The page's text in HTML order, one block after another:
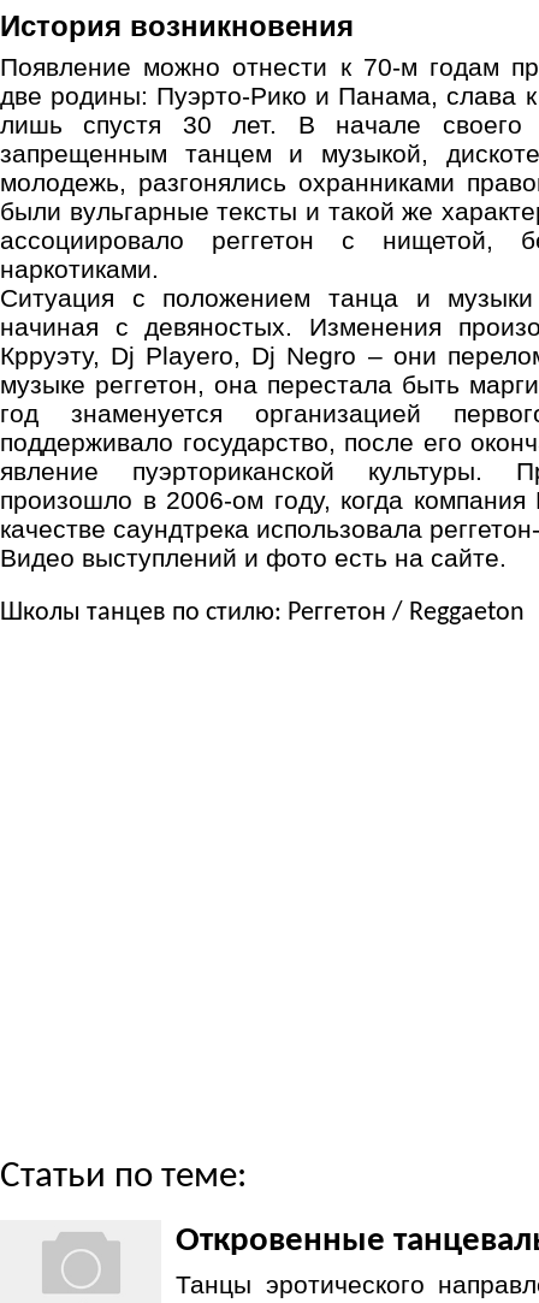
История возникновения
Появление можно отнести к 70-м годам
две родины: Пуэрто-Рико и Панама, слава
лишь спустя 30 лет. В начале своего
запрещенным танцем и музыкой,
молодежь, разгонялись охранниками
были вульгарные тексты и такой же
ассоциировало реггетон с нищетой,
наркотиками.
Ситуация с положением танца и музыки
начиная с девяностых. Изменения
Крруэту, Dj Playero, Dj Negro – они
музыке реггетон, она перестала быть
год знаменуется организацией
поддерживало государство, после его
явление пуэрториканской культуры.
произошло в 2006-ом году, когда
качестве саундтрека использовала
Видео выступлений и фото есть на сайте.
Школы танцев по стилю: Реггетон / Reggaeton
Статьи по теме:
Откровенные
Танцы эротического